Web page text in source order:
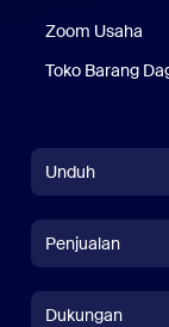
Zoom Usaha
Toko Barang
Unduh
Aplikasi Zoom
Pengontrol
Penjualan
Dukungan